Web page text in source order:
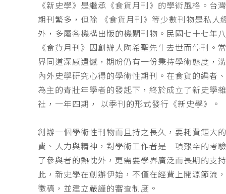
《新史學》是繼承《食貨月刊》的學術風格。台
期刊繁多，但除 《食貨月刊》等少數刊物是私人
外，多屬各機構出版的機關刊物。民國七十七年
《食貨月刊》因創辦人陶希聖先生去世而停刊。
界同道深感遺憾，期盼仍有一份秉持學術態度，
內外史學研究心得的學術性期刊。在食貨的編者
為主的青壯年學者的發起下，終於成立了新史學
社，一年四期， 以季刊的形式發行《新史學》。
創辦一個學術性刊物而且持之長久，要耗費鉅大
費、人力與精神，對學術工作者是一項艱辛的考
了參與者的熱忱外，更需要學界廣泛而長期的支
此，新史學在創辦伊始，不僅在經費上開源節流
徵稿，並建立嚴謹的審查制度。